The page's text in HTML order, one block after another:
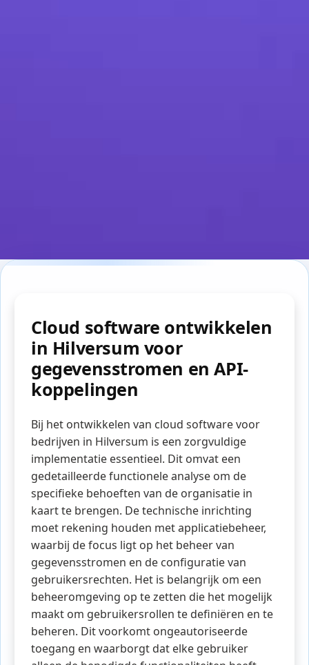
Cloud software ontwikkelen
in Hilversum voor
gegevensstromen en API-
koppelingen
Bij het ontwikkelen van cloud software voor
bedrijven in Hilversum is een zorgvuldige
implementatie essentieel. Dit omvat een
gedetailleerde functionele analyse om de
specifieke behoeften van de organisatie in
kaart te brengen. De technische inrichting
moet rekening houden met applicatiebeheer,
waarbij de focus ligt op het beheer van
gegevensstromen en de configuratie van
gebruikersrechten. Het is belangrijk om een
beheeromgeving op te zetten die het mogelijk
maakt om gebruikersrollen te definiëren en te
beheren. Dit voorkomt ongeautoriseerde
toegang en waarborgt dat elke gebruiker